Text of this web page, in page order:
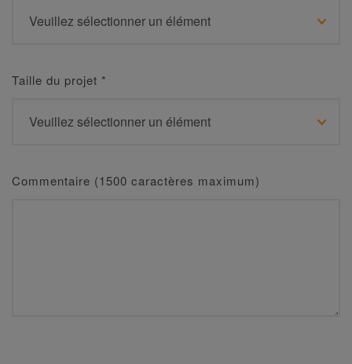
Taille du projet *
Commentaire (1500 caractères maximum)